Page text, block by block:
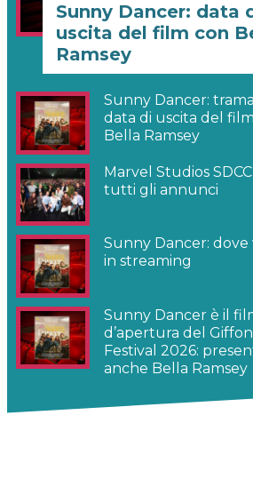
Sunny Dancer: data
uscita del film con
Ramsey
Sunny Dancer:
data di uscita del
Bella Ramsey
Marvel Studios
tutti gli annunci
Sunny Dancer:
in streaming
Sunny Dancer è il
d’apertura del
Festival 2026:
anche Bella Ramsey